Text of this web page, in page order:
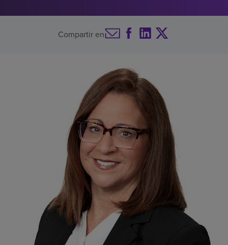
Buscar un centroCompartir en